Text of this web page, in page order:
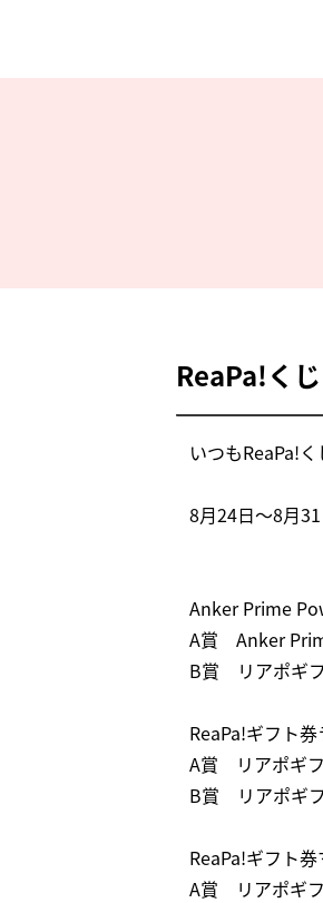
ReaPa!く
いつもReaPa!
8月24日～8月
Anker Prime
A賞 Anker
B賞 リアポギ
ReaPa!ギフト券
A賞 リアポギ
B賞 リアポギ
ReaPa!ギフト
A賞 リアポギ